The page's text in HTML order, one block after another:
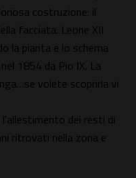
costruzione: il
facciata. Leone XII
la pianta e lo schema
1854 da Pio IX. La
volete scoprirla vi
l'allestimento dei resti di
ritrovati nella zona e